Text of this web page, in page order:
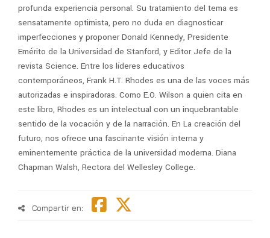
profunda experiencia personal. Su tratamiento del tema es
sensatamente optimista, pero no duda en diagnosticar
imperfecciones y proponer Donald Kennedy, Presidente
Emérito de la Universidad de Stanford, y Editor Jefe de la
revista Science. Entre los líderes educativos
contemporáneos, Frank H.T. Rhodes es una de las voces más
autorizadas e inspiradoras. Como E.O. Wilson a quien cita en
este libro, Rhodes es un intelectual con un inquebrantable
sentido de la vocación y de la narración. En La creación del
futuro, nos ofrece una fascinante visión interna y
eminentemente práctica de la universidad moderna. Diana
Chapman Walsh, Rectora del Wellesley College.
Compartir en: